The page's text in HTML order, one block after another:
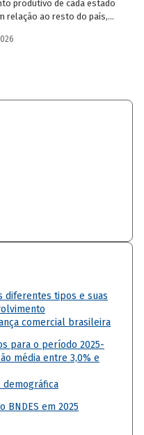
produtivo de cada estado
relação ao resto do país,
a um estado ou setor
diferentes tipos e suas
comercial brasileira
para o período 2025-
média entre 3,0% e
demográfica
BNDES em 2025